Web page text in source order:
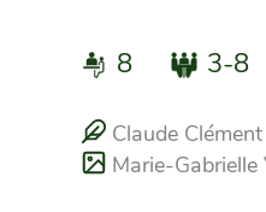
8 3-8
Claude Clément
Marie-Gabrielle